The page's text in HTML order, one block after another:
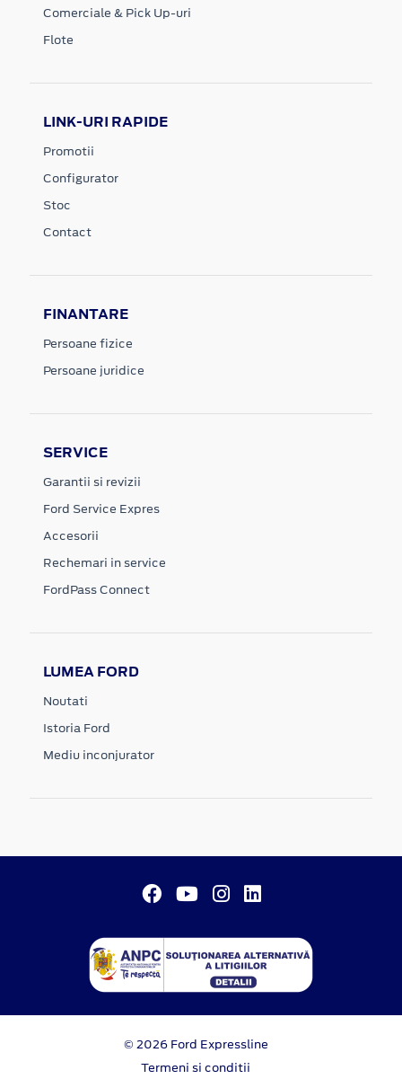
Comerciale & Pick Up-uri
Flote
LINK-URI RAPIDE
Promotii
Configurator
Stoc
Contact
FINANTARE
Persoane fizice
Persoane juridice
SERVICE
Garantii si revizii
Ford Service Expres
Accesorii
Rechemari in service
FordPass Connect
LUMEA FORD
Noutati
Istoria Ford
Mediu inconjurator
© 2026 Ford Expressline
Termeni si conditii